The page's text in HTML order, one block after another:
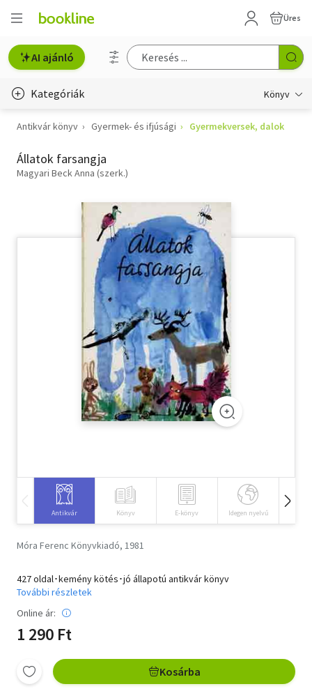
Üres
AI ajánló
Kategóriák Könyv
Életmód, egészség
Erotika
Hobbi, szabadidő
Szótár, nyelvkönyv
Tankönyv, segédkönyv
Társadalomtudomány
Természettudomány
Antikvár könyv Gyermek- és ifjúsági Gyermekversek, dalok
Állatok farsangja
Magyari Beck Anna (szerk.)
Antikvár Könyv E-könyv Idegen nyelvű
Móra Ferenc Könyvkiadó, 1981
427 oldal･kemény kötés･jó állapotú antikvár könyv
További részletek
Online ár:
1 290 Ft
Kosárba